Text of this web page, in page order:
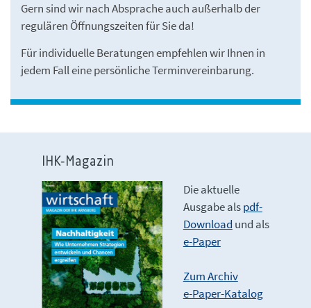
Gern sind wir nach Absprache auch außerhalb der
regulären Öffnungszeiten für Sie da!
Für individuelle Beratungen empfehlen wir Ihnen in
jedem Fall eine persönliche Terminvereinbarung.
IHK-Magazin
Die aktuelle
Ausgabe alspdf-
Download und als
e-Paper
Zum Archiv
e-Paper-Katalog